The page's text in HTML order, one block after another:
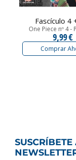
Fascículo 4
One Piece nº 4 -
9,99 €
Comprar